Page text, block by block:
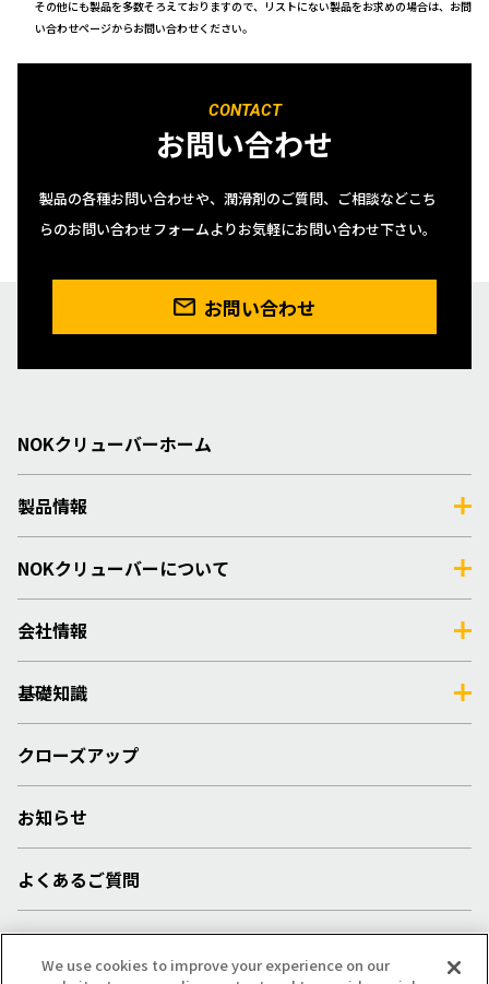
その他にも製品を多数そろえておりますので、リストにない製品をお求めの場合は、お問
い合わせページからお問い合わせください。
CONTACT
お問い合わせ
製品の各種お問い合わせや、潤滑剤のご質問、ご相談などこち
らのお問い合わせフォームよりお気軽にお問い合わせ下さい。
お問い合わせ
NOKクリューバーホーム
製品情報
NOKクリューバーについて
会社情報
基礎知識
クローズアップ
お知らせ
よくあるご質問
採用情報
We use cookies to improve your experience on our